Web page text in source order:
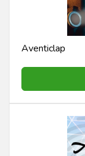
Aventiclap